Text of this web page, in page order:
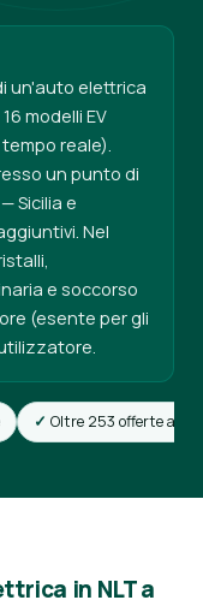
un'auto elettrica
modelli EV
reale).
un punto di
Sicilia e
Nel
e soccorso
(esente per gli
Oltre 253 offerte attive
in NLT a